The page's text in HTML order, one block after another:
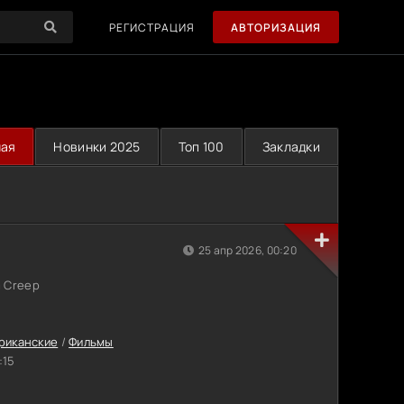
РЕГИСТРАЦИЯ АВТОРИЗАЦИЯ
Новинки 2025 Топ 100 Закладки
Creep
/Фильмы
25 апр 2026, 00:20